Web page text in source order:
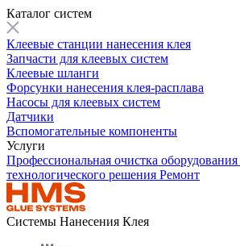
Каталог систем
Клеевые станции нанесения клея
Запчасти для клеевых систем
Клеевые шланги
Форсунки нанесения клея-расплава
Насосы для клеевых систем
Датчики
Вспомогательные компоненты
Услуги
Профессиональная очистка оборудования
технологического решения Ремонт
Системы Нанесения Клея